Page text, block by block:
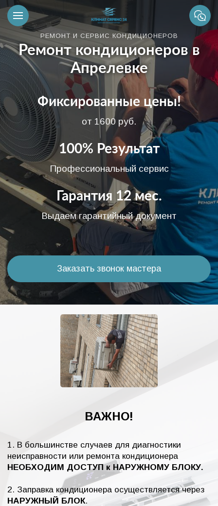
РЕМОНТ И СЕРВИС КОНДИЦИОНЕРОВ
Ремонт кондиционеров в
Апрелевке
Фиксированные цены!
от 1600 руб.
100% Результат
Профессиональный сервис
Гарантия 12 мес.
Выдаем гарантийный документ
Заказать звонок мастера
ВАЖНО!
1. В большинстве случаев для диагностики
неисправности или ремонта кондиционера
НЕОБХОДИМ ДОСТУП к НАРУЖНОМУ БЛОКУ.
2. Заправка кондиционера осуществляется через
НАРУЖНЫЙ БЛОК.